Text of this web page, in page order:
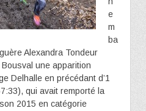
e
m
ba
Alexandra Tondeur
une apparition
Delhalle en précédant d’1
qui avait remporté la
2015 en catégorie